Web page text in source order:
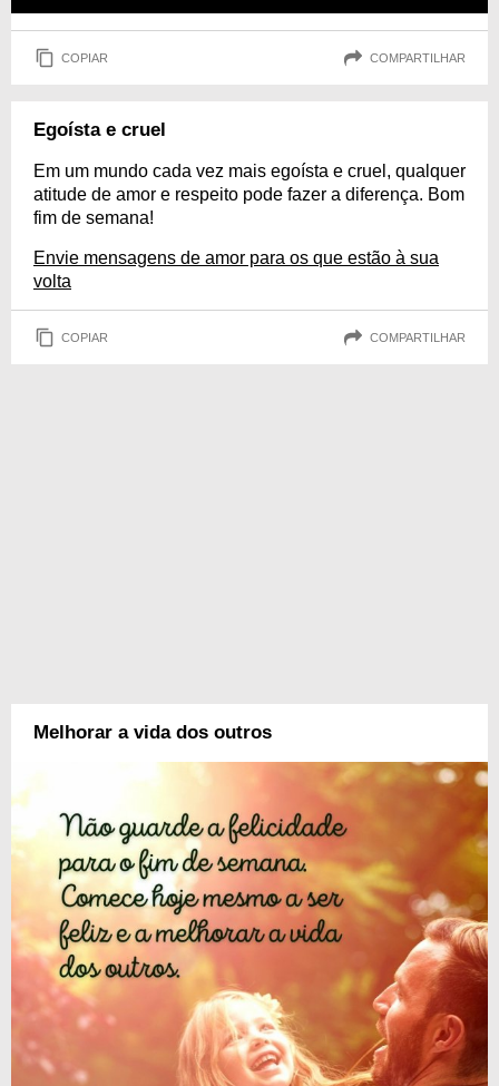
COPIAR COMPARTILHAR
Egoísta e cruel
Em um mundo cada vez mais egoísta e cruel, qualquer
atitude de amor e respeito pode fazer a diferença. Bom
fim de semana!
Envie mensagens de amor para os que estão à sua
volta
COPIAR COMPARTILHAR
Melhorar a vida dos outros